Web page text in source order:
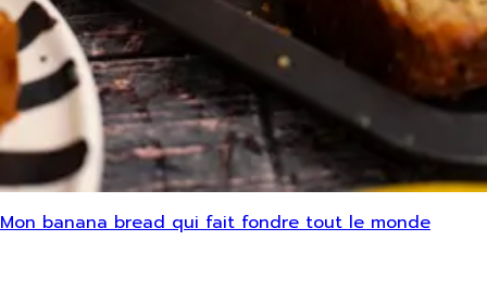
Mon banana bread qui fait fondre tout le monde